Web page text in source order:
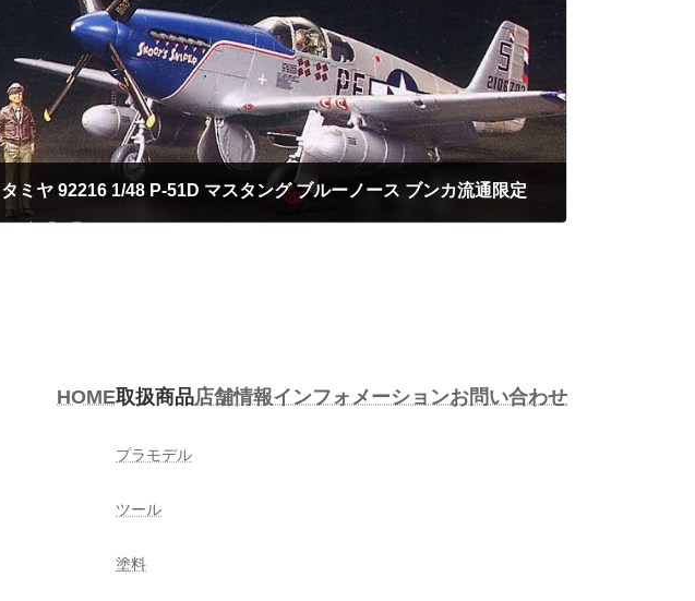
タミヤ 92216 1/48 P-51D マスタング ブルーノース ブンカ流通限定
2023年5月27日
HOME取扱商品
プラモデル
ツール
塗料
店舗情報インフォメーションお問い合わせ